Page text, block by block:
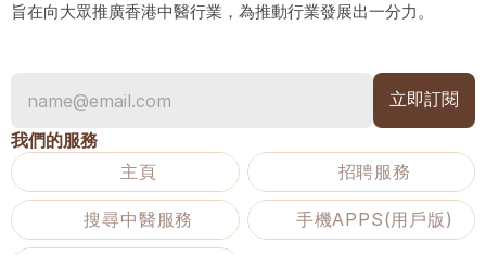
旨在向大眾推廣香港中醫行業，為推動行業發展出一分力。
我們的服務
主頁
招聘服務
搜尋中醫服務 手機APPS(用戶版)